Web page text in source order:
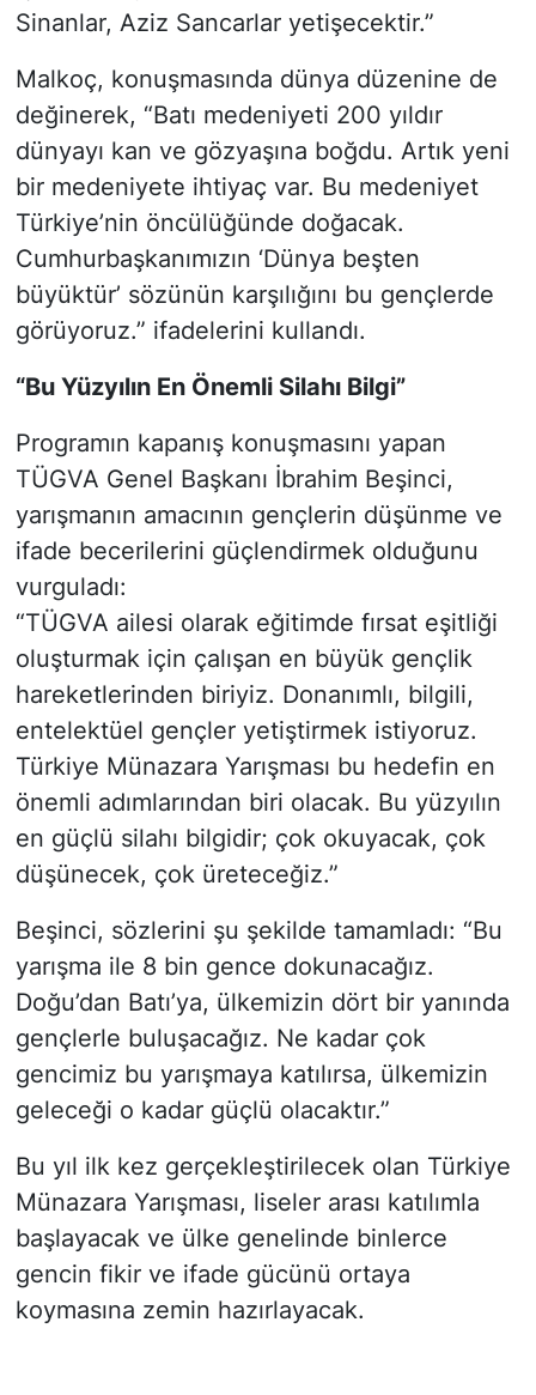
Sinanlar, Aziz Sancarlar yetişecektir.”
Malkoç, konuşmasında dünya düzenine de
değinerek, “Batı medeniyeti 200 yıldır
dünyayı kan ve gözyaşına boğdu. Artık yeni
bir medeniyete ihtiyaç var. Bu medeniyet
Türkiye’nin öncülüğünde doğacak.
Cumhurbaşkanımızın ‘Dünya beşten
büyüktür’ sözünün karşılığını bu gençlerde
görüyoruz.” ifadelerini kullandı.
“Bu Yüzyılın En Önemli Silahı Bilgi”
Programın kapanış konuşmasını yapan
TÜGVA Genel Başkanı İbrahim Beşinci,
yarışmanın amacının gençlerin düşünme ve
ifade becerilerini güçlendirmek olduğunu
vurguladı:
“TÜGVA ailesi olarak eğitimde fırsat eşitliği
oluşturmak için çalışan en büyük gençlik
hareketlerinden biriyiz. Donanımlı, bilgili,
entelektüel gençler yetiştirmek istiyoruz.
Türkiye Münazara Yarışması bu hedefin en
önemli adımlarından biri olacak. Bu yüzyılın
en güçlü silahı bilgidir; çok okuyacak, çok
düşünecek, çok üreteceğiz.”
Beşinci, sözlerini şu şekilde tamamladı: “Bu
yarışma ile 8 bin gence dokunacağız.
Doğu’dan Batı’ya, ülkemizin dört bir yanında
gençlerle buluşacağız. Ne kadar çok
gencimiz bu yarışmaya katılırsa, ülkemizin
geleceği o kadar güçlü olacaktır.”
Bu yıl ilk kez gerçekleştirilecek olan Türkiye
Münazara Yarışması, liseler arası katılımla
başlayacak ve ülke genelinde binlerce
gencin fikir ve ifade gücünü ortaya
koymasına zemin hazırlayacak.